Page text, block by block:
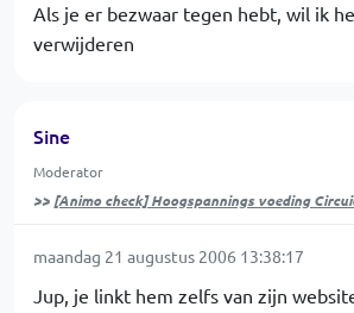
Als je er bezwaar tegen hebt, wil ik
verwijderen
Sine
Moderator
>> [Animo check] Hoogspannings voeding
maandag 21 augustus 2006 13:38:17
Jup, je linkt hem zelfs van zijn